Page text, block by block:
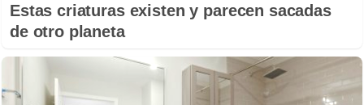
Estas criaturas existen y parecen sacadas
de otro planeta